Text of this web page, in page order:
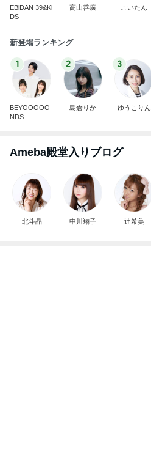
EBiDAN 39&Ki
DS
高山善廣 こいたん
新登場ランキング
1
BEYOOOOO
NDS
2
島倉りか
3
ゆうこりん
Ameba殿堂入りブログ
北斗晶 中川翔子 辻希美